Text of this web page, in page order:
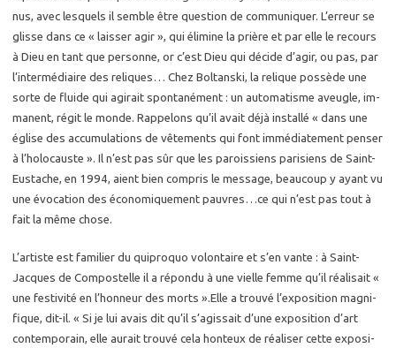
nus, avec les­quels il semble être ques­tion de com­mu­ni­quer. L’er­reur se
glisse dans ce « lais­ser agir », qui éli­mine la prière et par elle le re­cours
à Dieu en tant que per­sonne, or c’est Dieu qui dé­cide d’agir, ou pas, par
l’in­ter­mé­diaire des re­liques… Chez Bol­tans­ki, la re­lique pos­sède une
sorte de fluide qui agi­rait spon­ta­né­ment : un au­to­ma­tisme aveugle, im­
ma­nent, régit le monde. Rap­pe­lons qu’il avait déjà ins­tal­lé « dans une
église des ac­cu­mu­la­tions de vê­te­ments qui font im­mé­dia­te­ment pen­ser
à l’ho­lo­causte ». Il n’est pas sûr que les pa­rois­siens pa­ri­siens de Saint-
Eus­tache, en 1994, aient bien com­pris le mes­sage, beau­coup y ayant vu
une évo­ca­tion des éco­no­mi­que­ment pauvres…ce qui n’est pas tout à
fait la même chose.
L’ar­tiste est fa­mi­lier du qui­pro­quo vo­lon­taire et s’en vante : à Saint-
Jacques de Com­pos­telle il a ré­pon­du à une vielle femme qu’il réa­li­sait «
une fes­ti­vi­té en l’hon­neur des morts ».Elle a trou­vé l’ex­po­si­tion ma­gni­
fique, dit-il. « Si je lui avais dit qu’il s’agis­sait d’une ex­po­si­tion d’art
contem­po­rain, elle au­rait trou­vé cela hon­teux de réa­li­ser cette ex­po­si­